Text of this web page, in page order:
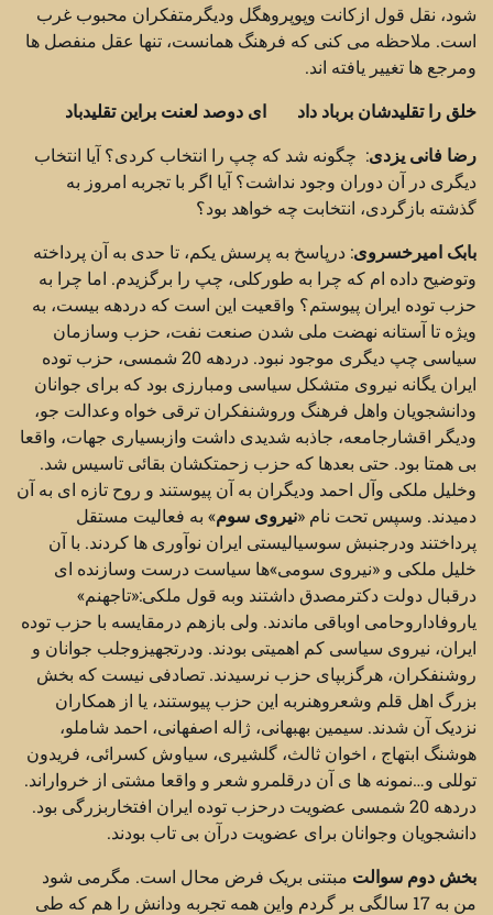
شود، نقل قول ازکانت وپوپروهگل ودیگرمتفکران محبوب غرب
است. ملاحظه می کنی که فرهنگ همانست، تنها عقل منفصل ها
ومرجع ها تغییر یافته اند.
خلق را تقلیدشان برباد داد ای دوصد لعنت براین تقلیدباد
رضا فانی یزدی: چگونه شد که چپ را انتخاب کردی؟ آیا انتخاب
دیگری در آن دوران وجود نداشت؟ آیا اگر با تجربه امروز به
گذشته بازگردی، انتخابت چه خواهد بود؟
بابک امیرخسروی: درپاسخ به پرسش یکم، تا حدی به آن پرداخته
وتوضیح داده ام که چرا به طورکلی، چپ را برگزیدم. اما چرا به
حزب توده ایران پیوستم؟ واقعیت این است که دردهه بیست، به
ویژه تا آستانه نهضت ملی شدن صنعت نفت، حزب وسازمان
سیاسی چپ دیگری موجود نبود. دردهه 20 شمسی، حزب توده
ایران یگانه نیروی متشکل سیاسی ومبارزی بود که برای جوانان
ودانشجویان واهل فرهنگ وروشنفکران ترقی خواه وعدالت جو،
ودیگر اقشارجامعه، جاذبه شدیدی داشت وازبسیاری جهات، واقعا
بی همتا بود. حتی بعدها که حزب زحمتکشان بقائی تاسیس شد.
وخلیل ملکی وآل احمد ودیگران به آن پیوستند و روح تازه ای به آن
دمیدند. وسپس تحت نام «نیروی سوم» به فعالیت مستقل
پرداختند ودرجنبش سوسیالیستی ایران نوآوری ها کردند. با آن
خلیل ملکی و «نیروی سومی»ها سیاست درست وسازنده ای
درقبال دولت دکترمصدق داشتند وبه قول ملکی:«تاجهنم»
یاروفاداروحامی اوباقی ماندند. ولی بازهم درمقایسه با حزب توده
ایران، نیروی سیاسی کم اهمیتی بودند. ودرتجهیزوجلب جوانان و
روشنفکران، هرگزبپای حزب نرسیدند. تصادفی نیست که بخش
بزرگ اهل قلم وشعروهنربه این حزب پیوستند، یا از همکاران
نزدیک آن شدند. سیمین بهبهانی، ژاله اصفهانی، احمد شاملو،
هوشنگ ابتهاج ، اخوان ثالث، گلشیری، سیاوش کسرائی، فریدون
توللی و…نمونه ها ی آن درقلمرو شعر و واقعا مشتی از خرواراند.
دردهه 20 شمسی عضویت درحزب توده ایران افتخاربزرگی بود.
دانشجویان وجوانان برای عضویت درآن بی تاب بودند.
بخش دوم سوالت مبتنی بریک فرض محال است. مگرمی شود
من به 17 سالگی بر گردم واین همه تجربه ودانش را هم که طی